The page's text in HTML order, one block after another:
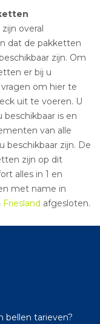
overal
dat de pakketten
zijn. Om
er bij u
om hier te
uit te voeren. U
is en
van alle
beschikbaar zijn. De
zijn op dit
alles in 1 en
met name in
Friesland afgesloten.
bellen tarieven?